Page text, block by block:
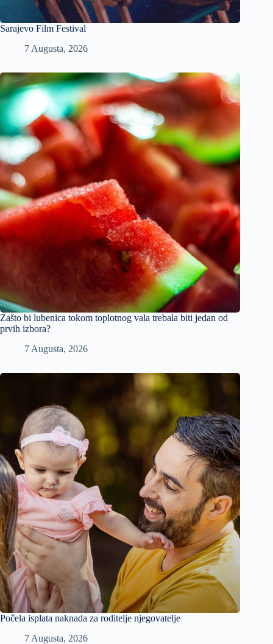
Sarajevo Film Festival
7 Augusta, 2026
Zašto bi lubenica tokom toplotnog vala trebala biti jedan od
prvih izbora?
7 Augusta, 2026
Počela isplata naknada za roditelje njegovatelje
7 Augusta, 2026